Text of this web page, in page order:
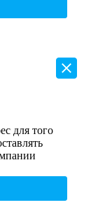
для того